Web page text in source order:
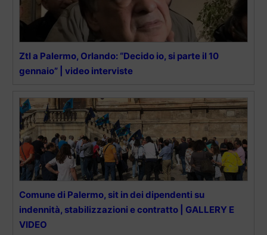
Ztl a Palermo, Orlando: “Decido io, si parte il 10
gennaio” | video interviste
Comune di Palermo, sit in dei dipendenti su
indennità, stabilizzazioni e contratto | GALLERY E
VIDEO